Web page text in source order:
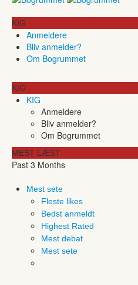
KIG
Anmeldere
Bliv anmelder?
Om Bogrummet
KIG
KIG
Anmeldere
Bliv anmelder?
Om Bogrummet
MEST LÆST
Past 3 Months
Mest sete
Fleste likes
Bedst anmeldt
Highest Rated
Mest debat
Mest sete